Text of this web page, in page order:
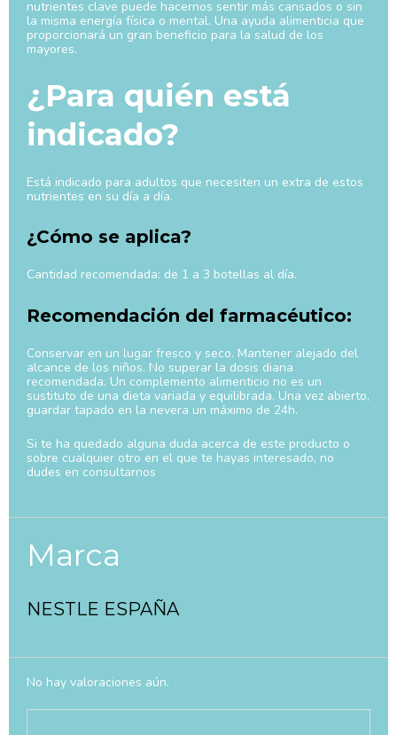
nutrientes clave puede hacernos sentir más cansados o sin
la misma energía física o mental. Una ayuda alimenticia que
proporcionará un gran beneficio para la salud de los
mayores.
¿Para quién está
indicado?
Está indicado para adultos que necesiten un extra de estos
nutrientes en su día a día.
¿Cómo se aplica?
Cantidad recomendada: de 1 a 3 botellas al día.
Recomendación del farmacéutico:
Conservar en un lugar fresco y seco. Mantener alejado del
alcance de los niños. No superar la dosis diaria
recomendada. Un complemento alimenticio no es un
sustituto de una dieta variada y equilibrada. Una vez abierto,
guardar tapado en la nevera un máximo de 24h.
Si te ha quedado alguna duda acerca de este producto o
sobre cualquier otro en el que te hayas interesado, no
dudes en consultarnos
Marca
NESTLE ESPAÑA
No hay valoraciones aún.